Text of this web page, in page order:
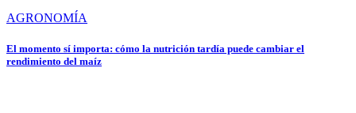
AGRONOMÍA
El momento sí importa: cómo la nutrición tardía puede cambiar el
rendimiento del maíz